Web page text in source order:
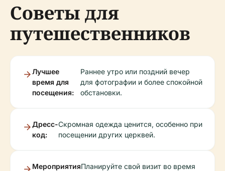
Советы для
путешественников
Лучшее
время для
посещения:
Раннее утро или поздний вечер
для фотографии и более спокойной
обстановки.
Дресс-
код:
Скромная одежда ценится, особенно при
посещении других церквей.
МероприятияПланируйте свой визит во время